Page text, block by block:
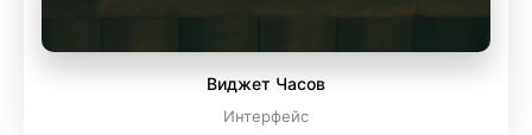
Виджет Часов
Интерфейс